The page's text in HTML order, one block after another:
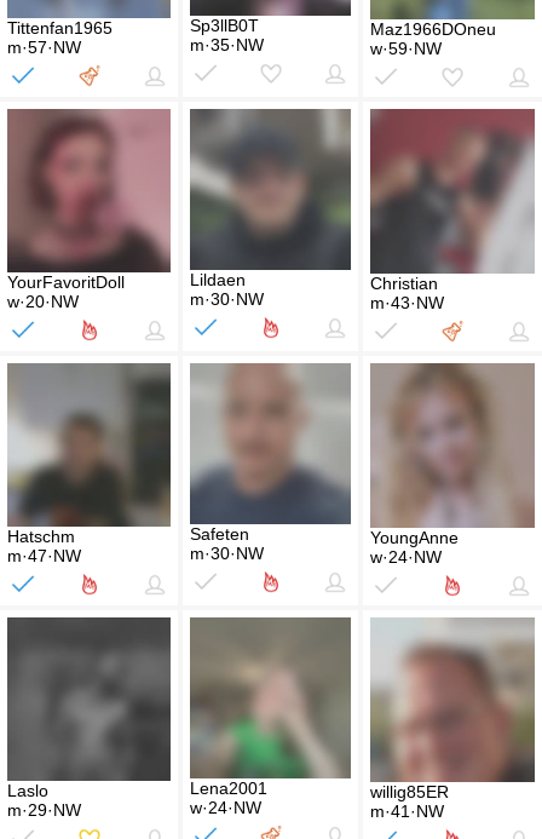
Tittenfan1965
m·57·NW
Sp3llB0T
m·35·NW
Maz1966DOneu
w·59·NW
YourFavoritDoll
w·20·NW
Lildaen
m·30·NW
Christian
m·43·NW
Hatschm
m·47·NW
Safeten
m·30·NW
YoungAnne
w·24·NW
Laslo
m·29·NW
Lena2001
w·24·NW
willig85ER
m·41·NW